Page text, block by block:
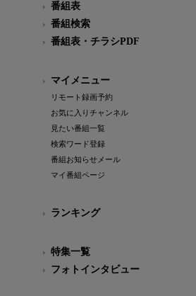
番組表
番組検索
番組表・チラシPDF
マイメニュー
リモート録画予約
お気に入りチャンネル
見たい番組一覧
検索ワード登録
番組お知らせメール
マイ番組ページ
ランキング
特集一覧
フォトインタビュー